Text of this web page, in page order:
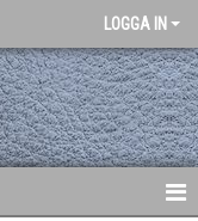
LOGGA IN